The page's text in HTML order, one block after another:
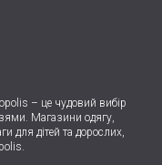
– це чудовий вибір
Магазини одягу,
для дітей та дорослих,